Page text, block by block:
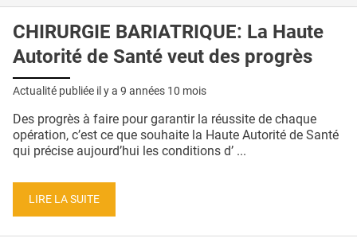
CHIRURGIE BARIATRIQUE: La Haute
Autorité de Santé veut des progrès
Actualité publiée il y a 9 années 10 mois
Des progrès à faire pour garantir la réussite de chaque
opération, c’est ce que souhaite la Haute Autorité de Santé
qui précise aujourd’hui les conditions d’ ...
LIRE LA SUITE